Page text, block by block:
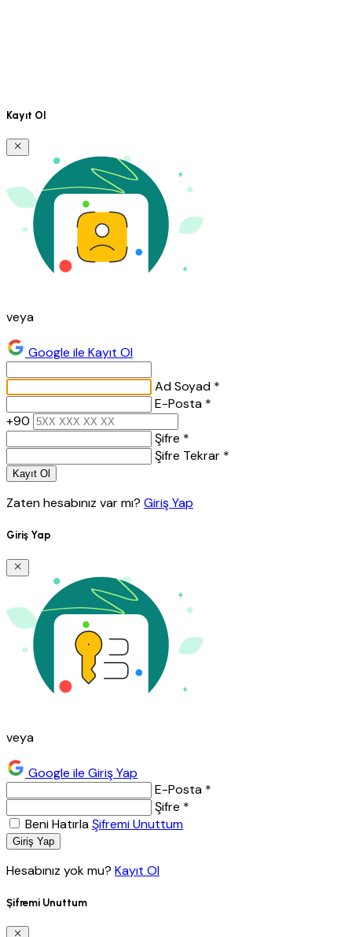
Kayıt Ol
veya
Google ile Kayıt Ol
Ad Soyad *
E-Posta *
+90
Şifre *
Şifre Tekrar *
Kayıt Ol
Zaten hesabınız var mı? Giriş Yap
Giriş Yap
veya
Google ile Giriş Yap
E-Posta *
Şifre *
Beni HatırlaŞifremi Unuttum
Giriş Yap
Hesabınız yok mu? Kayıt Ol
Şifremi Unuttum